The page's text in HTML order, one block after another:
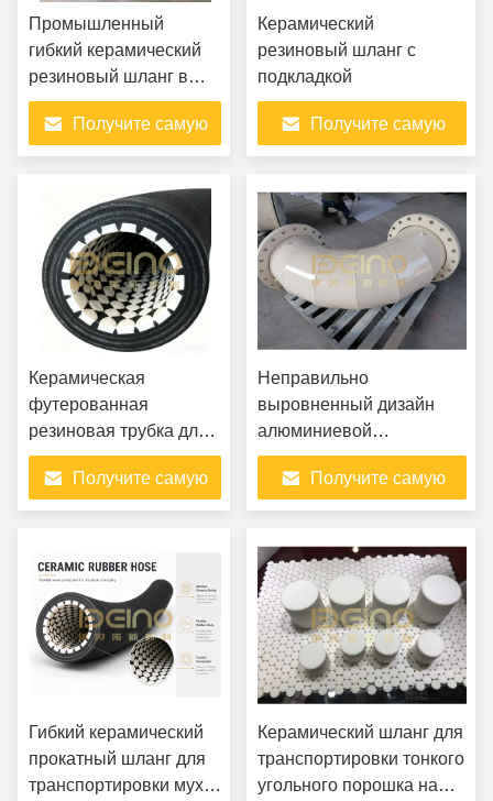
Промышленный
гибкий керамический
резиновый шланг в
тепловых
электростанциях
Получите самую
Керамический
резиновый шланг с
подкладкой
Получите самую
Керамическая
футерованная
резиновая трубка для
транспортировки
горно-обогатительных
шламов
Получите самую
Неправильно
выровненный дизайн
алюминиевой
керамической трубы
керамической
облицованной трубы
Получите самую
Гибкий керамический
прокатный шланг для
транспортировки мухи
Керамический шланг для
транспортировки тонкого
угольного порошка на